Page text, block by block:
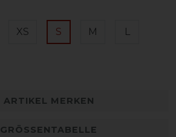
XS S M L
ARTIKEL MERKEN
GRÖSSENTABELLE